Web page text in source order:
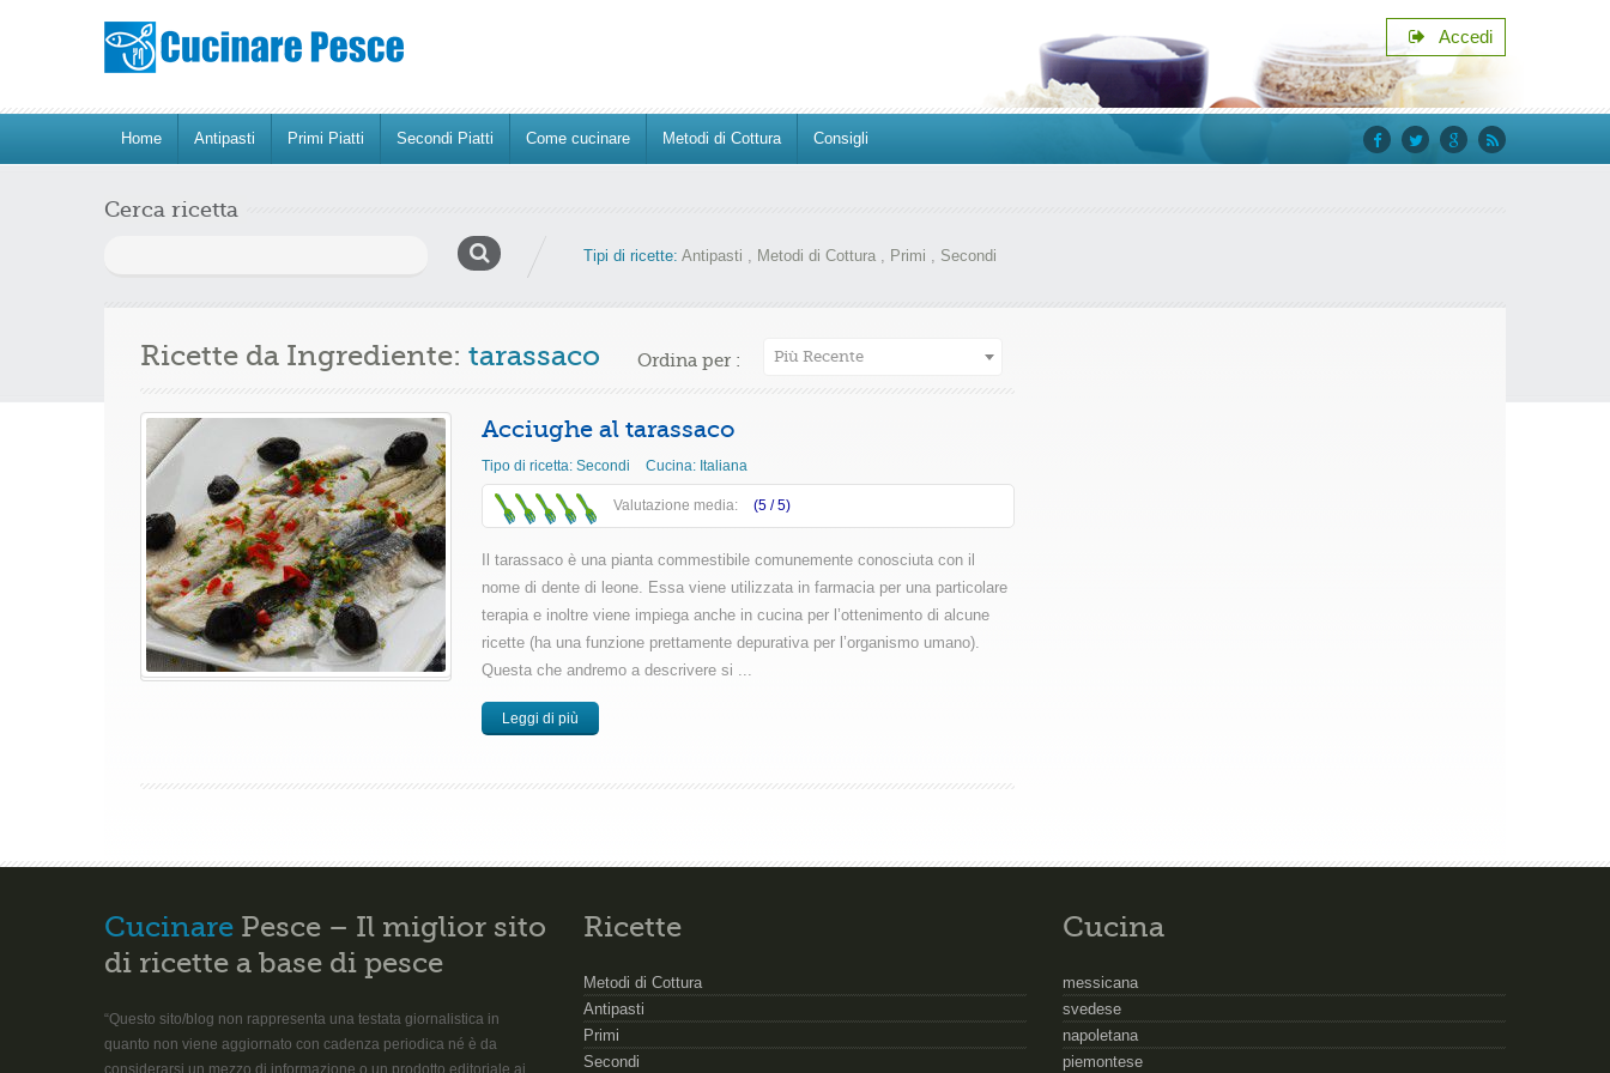
Accedi
Home Antipasti Primi Piatti Secondi Piatti Come cucinare Metodi di Cottura
Consigli
facebook
twittergoogle+
rss
Cerca ricetta
Tipi di ricette: Antipasti , Metodi di Cottura , Primi , Secondi
Ricette da Ingrediente: tarassaco Ordina per : Più Recente
Acciughe al tarassaco
Tipo di ricetta: Secondi Cucina: Italiana
Valutazione media: (5 /5)
Il tarassaco è una pianta commestibile comunemente conosciuta con il
nome di dente di leone. Essa viene utilizzata in farmacia per una particolare
terapia e inoltre viene impiega anche in cucina per l’ottenimento di alcune
ricette (ha una funzione prettamente depurativa per l’organismo umano).
Questa che andremo a descrivere si ...
Leggi di più
Cucinare Pesce – Il miglior sito
di ricette a base di pesce
“Questo sito/blog non rappresenta una testata giornalistica in
quanto non viene aggiornato con cadenza periodica né è da
considerarsi un mezzo di informazione o un prodotto editoriale ai
Ricette
Metodi di Cottura
Antipasti
Primi
Secondi
Cucina
messicana
svedese
napoletana
piemontese